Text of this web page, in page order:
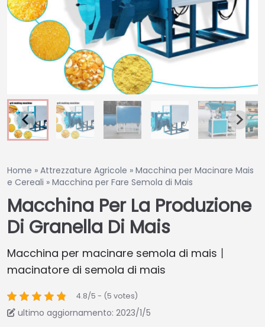
Home » Attrezzature Agricole » Macchina per Macinare Mais
e Cereali » Macchina per Fare Semola di Mais
Macchina Per La Produzione
Di Granella Di Mais
Macchina per macinare semola di mais丨
macinatore di semola di mais
4.8/5 - (5 votes)
ultimo aggiornamento: 2023/1/5